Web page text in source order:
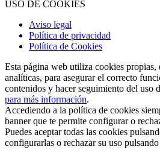
USO DE COOKIES
Aviso legal
Política de privacidad
Política de Cookies
Esta página web utiliza cookies propias,
analíticas, para asegurar el correcto
contenidos y hacer seguimiento del uso
para más información.
Accediendo a la política de cookies
banner que te permite configurar o
Puedes aceptar todas las cookies
configurarlas o rechazar su uso